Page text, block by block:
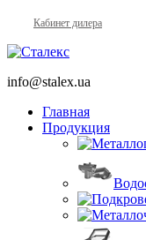
Кабинет дилера
info@stalex.ua
Главная
Продукция